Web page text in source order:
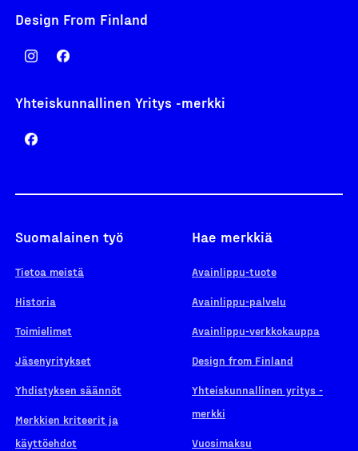
Design From Finland
Yhteiskunnallinen Yritys -merkki
Suomalainen työ
Tietoa meistä
Historia
Toimielimet
Jäsenyritykset
Yhdistyksen säännöt
Merkkien kriteerit ja
käyttöehdot
Hae merkkiä
Avainlippu-tuote
Avainlippu-palvelu
Avainlippu-verkkokauppa
Design from Finland
Yhteiskunnallinen yritys -
merkki
Vuosimaksu